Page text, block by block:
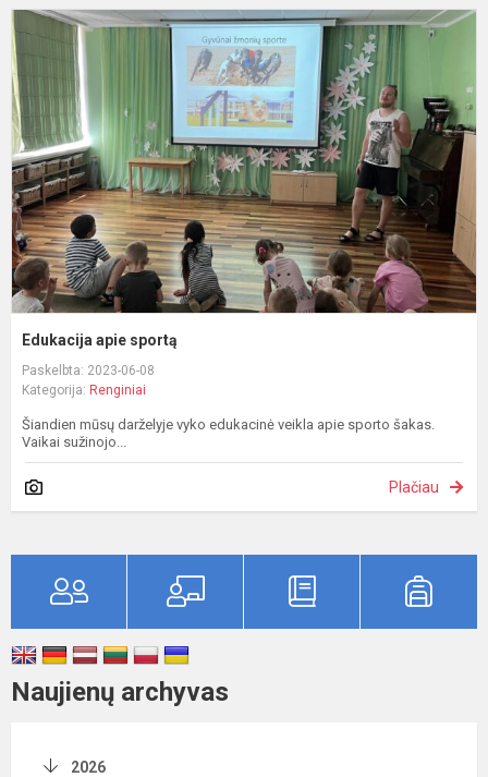
Edukacija apie sportą
Paskelbta: 2023-06-08
Kategorija: Renginiai
Šiandien mūsų darželyje vyko edukacinė veikla apie sporto šakas.
Vaikai sužinojo...
Plačiau
Naujienų archyvas
2026